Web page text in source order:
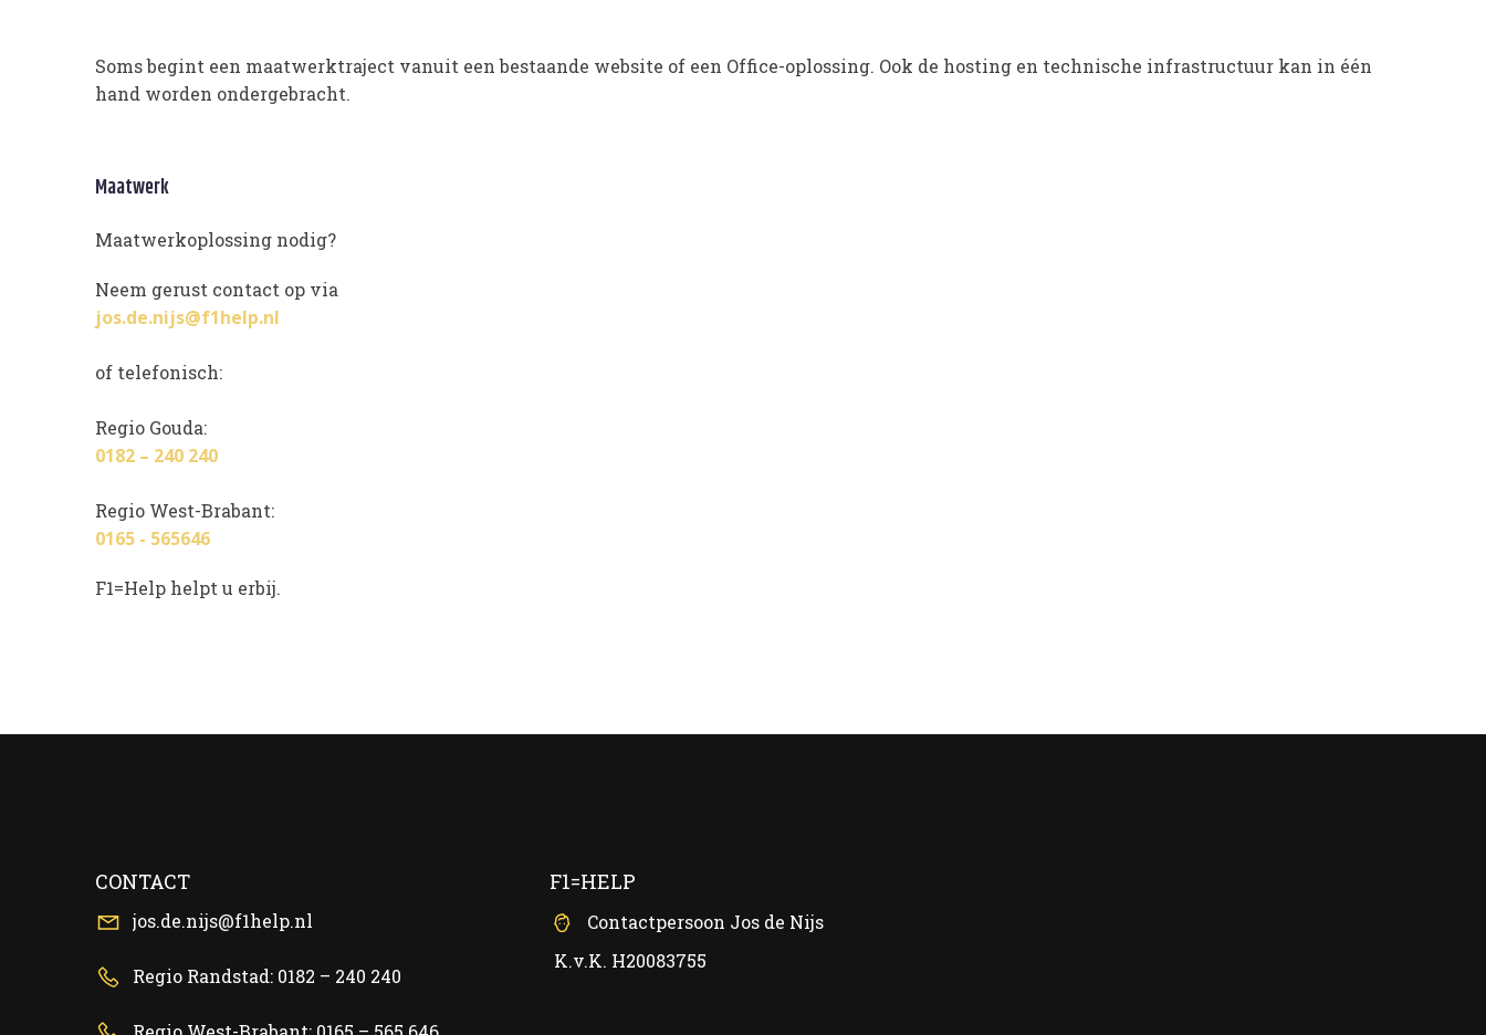
Soms begint een maatwerktraject vanuit een bestaande website of een Office-oplossing. Ook de hosting en technische infrastructuur kan in één
hand worden ondergebracht.
Maatwerk
Maatwerkoplossing nodig?
Neem gerust contact op via
jos.de.nijs@f1help.nl
of telefonisch:
Regio Gouda:
0182 – 240 240
Regio West-Brabant:
0165 - 565646
F1=Help helpt u erbij.
CONTACT
jos.de.nijs@f1help.nl
Regio Randstad: 0182 – 240 240
F1=HELP
Contactpersoon Jos de Nijs
K.v.K. H20083755